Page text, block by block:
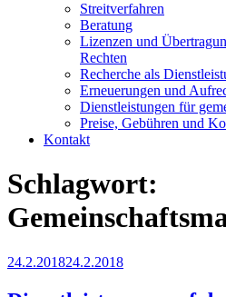
Streitverfahren
Beratung
Lizenzen und
Rechten
Recherche als
Erneuerungen und
Dienstleistungen für
Preise, Gebühren und
Kontakt
Schlagwort:
Veröffentlicht
24.2.201824.2.2018